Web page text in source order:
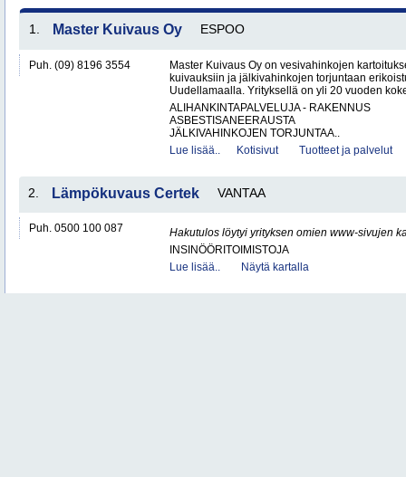
1. Master Kuivaus Oy ESPOO
Puh. (09) 8196 3554
Master Kuivaus Oy on vesivahinkojen
kuivauksiin ja jälkivahinkojen torjuntaan
Uudellamaalla. Yrityksellä on yli 20 vuoden
ALIHANKINTAPALVELUJA - RAKENNUS
ASBESTISANEERAUSTA
JÄLKIVAHINKOJEN TORJUNTAA..
Lue lisää..
Kotisivut Tuotteet ja palvelut
2. Lämpökuvaus Certek VANTAA
Puh. 0500 100 087
Hakutulos löytyi yrityksen omien www-sivujen
INSINÖÖRITOIMISTOJA
Lue lisää..
Näytä kartalla